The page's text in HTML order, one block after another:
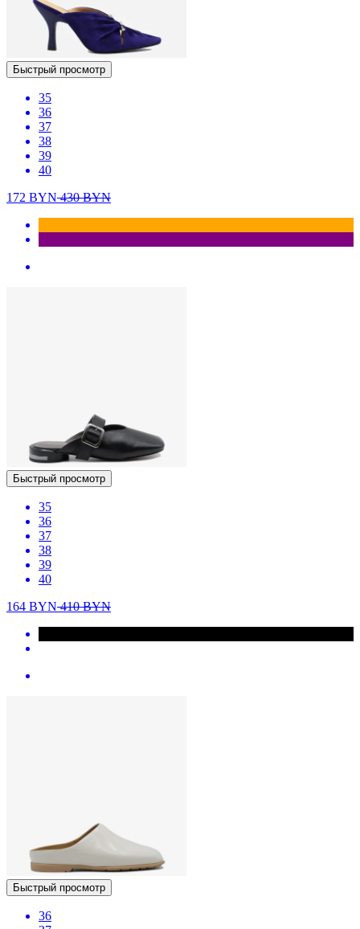
Быстрый просмотр
35
36
37
38
39
40
172 BYN430BYN
Быстрый просмотр
35
36
37
38
39
40
164 BYN410BYN
Быстрый просмотр
36